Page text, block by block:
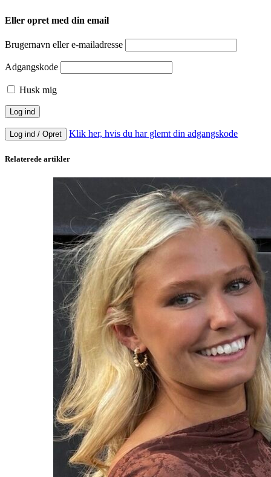
Eller opret med din email
Brugernavn eller e-mailadresse
Adgangskode
Husk mig
Log ind / Opret Klik her, hvis du har glemt din adgangskode
Relaterede artikler